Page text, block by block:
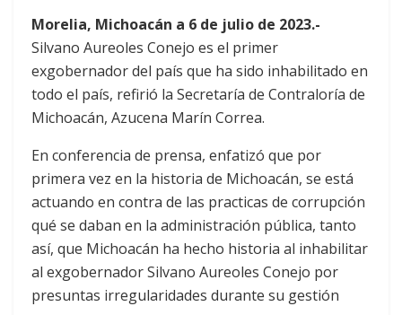
Morelia, Michoacán a 6 de julio de 2023.-
Silvano Aureoles Conejo es el primer
exgobernador del país que ha sido inhabilitado en
todo el país, refirió la Secretaría de Contraloría de
Michoacán, Azucena Marín Correa.
En conferencia de prensa, enfatizó que por
primera vez en la historia de Michoacán, se está
actuando en contra de las practicas de corrupción
qué se daban en la administración pública, tanto
así, que Michoacán ha hecho historia al inhabilitar
al exgobernador Silvano Aureoles Conejo por
presuntas irregularidades durante su gestión